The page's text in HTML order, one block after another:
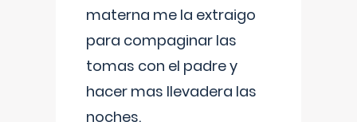
materna me la extraigo
para compaginar las
tomas con el padre y
hacer mas llevadera las
noches.